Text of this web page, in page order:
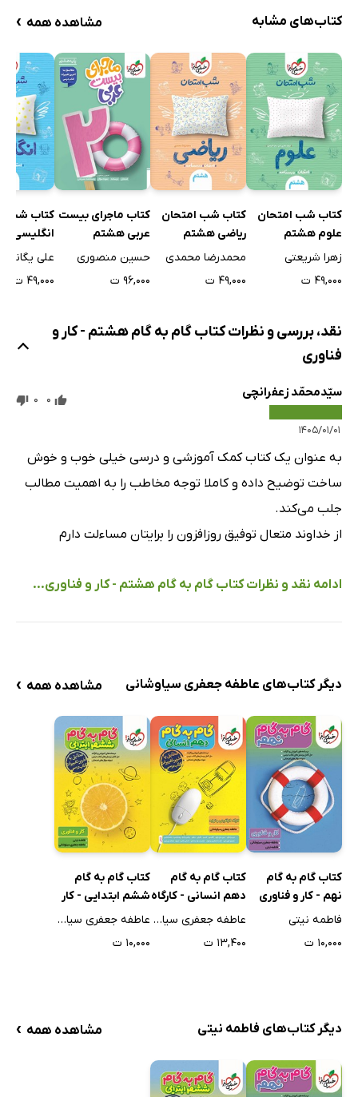
کتاب‌های مشابه مشاهده همه ›
کتاب شب امتحان
علوم هشتم
زهرا شریعتی
۴۹,۰۰۰ ت
کتاب شب امتحان
ریاضی هشتم
محمدرضا محمدی
۴۹,۰۰۰ ت
کتاب ماجرای بیست
عربی هشتم
حسین منصوری
۹۶,۰۰۰ ت
کتاب شب
انگلیسی
علی یگانه
۴۹,۰۰۰ ت
نقد، بررسی و نظرات کتاب گام به گام هشتم - کار و
فناوری
سیّدمحمّد زعفرانچی
۱۴۰۵/۰۱/۰۱
0
0
به عنوان یک کتاب کمک آموزشی و درسی خیلی خوب و خوش
ساخت توضیح داده و کاملا توجه مخاطب را به اهمیت مطالب
جلب می‌کند.
از خداوند متعال توفیق روزافزون را برایتان مساءلت دارم
ادامه نقد و نظرات کتاب گام به گام هشتم - کار و فناوری...
دیگر کتاب‌های عاطفه جعفری سیاوشانی مشاهده همه ›
کتاب گام به گام
نهم - کار و فناوری
فاطمه نیتی
۱۰,۰۰۰ ت
کتاب گام به گام
دهم انسانی - کارگاه
کارآفرینی و تولید
عاطفه جعفری سیاوشانی
۱۳,۴۰۰ ت
کتاب گام به گام
ششم ابتدایی - کار
و فناوری
عاطفه جعفری سیاوشانی
۱۰,۰۰۰ ت
دیگر کتاب‌های فاطمه نیتی مشاهده همه ›